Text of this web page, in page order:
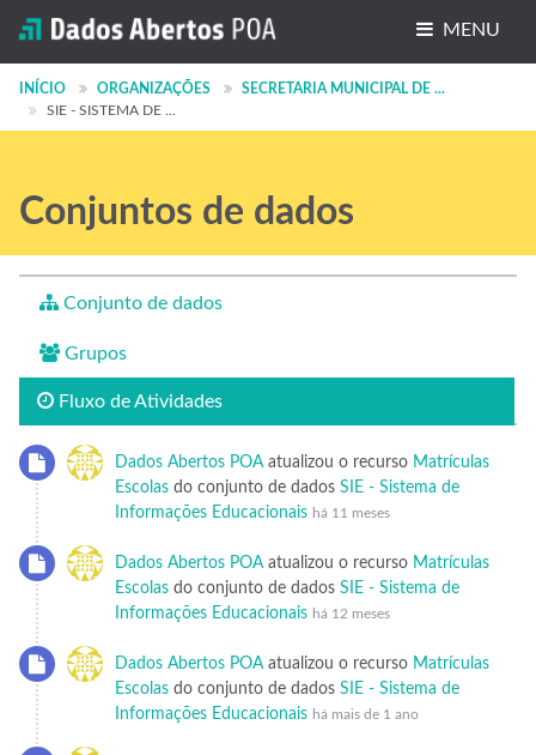
MENU
Conjuntos de dados
Organizações
INÍCIO ORGANIZAÇÕES
SECRETARIA MUNICIPAL DE ...
SIE - SISTEMA DE ...
Conjuntos de dados
Conjunto de dados
Grupos
Fluxo de Atividades
Dados Abertos POAatualizou o recurso Matrículas
Escolas do conjunto de dados SIE - Sistema de
Informações Educacionais há 11 meses
Dados Abertos POAatualizou o recurso Matrículas
Escolas do conjunto de dados SIE - Sistema de
Informações Educacionais há 12 meses
Dados Abertos POAatualizou o recurso Matrículas
Escolas do conjunto de dados SIE - Sistema de
Informações Educacionais há mais de 1 ano